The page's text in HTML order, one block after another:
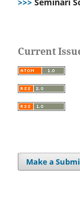
>>> Seminari
Current
Make a